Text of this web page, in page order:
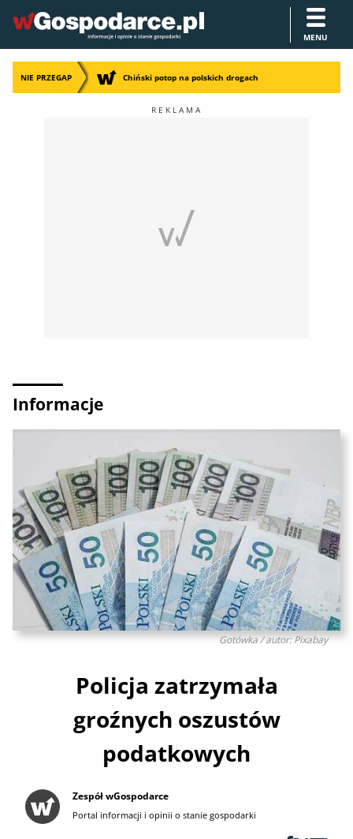
MENU
NIE PRZEGAP Chiński potop na polskich drogach
Informacje
Gotówka / autor: Pixabay
Policja zatrzymała
groźnych oszustów
podatkowych
Zespół wGospodarce
Portal informacji i opinii o stanie gospodarki